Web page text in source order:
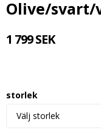
Olive/svart/
1 799 SEK
storlek